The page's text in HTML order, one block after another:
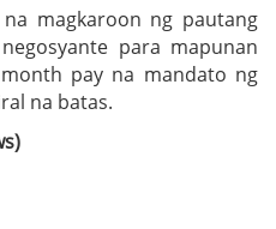
magkaroon ng pautang
para mapunan
pay na mandato ng
na batas.